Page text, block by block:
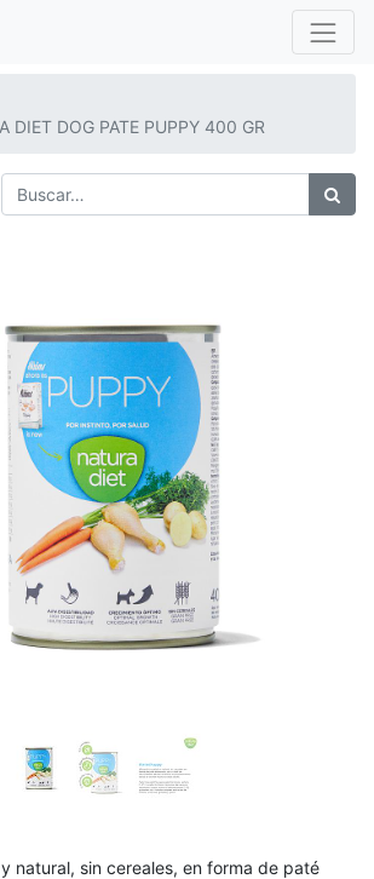
DIET DOG PATE PUPPY 400 GR
natural, sin cereales, en forma de paté